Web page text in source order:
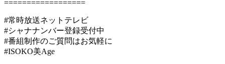
==================
#常時放送ネットテレビ
#シャナナンバー登録受付中
#番組制作のご質問はお気軽に
#ISOKO美Age